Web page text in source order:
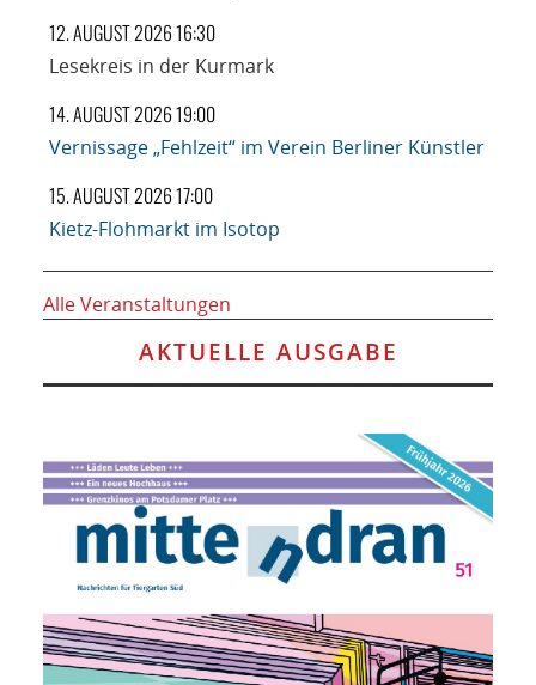
12. AUGUST 2026 16:30
Lesekreis in der Kurmark
14. AUGUST 2026 19:00
Vernissage „Fehlzeit“ im Verein Berliner Künstler
15. AUGUST 2026 17:00
Kietz-Flohmarkt im Isotop
Alle Veranstaltungen
AKTUELLE AUSGABE